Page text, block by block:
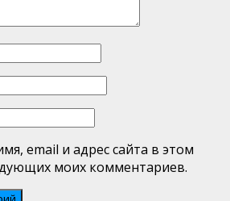
email и адрес сайта в этом
моих комментариев.